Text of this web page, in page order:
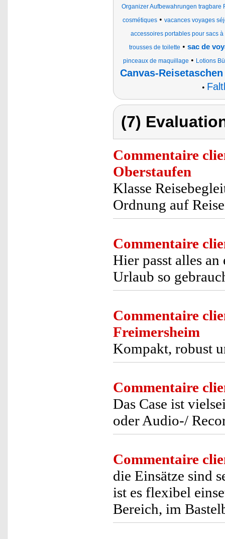
Organizer Aufbewahrungen tragbare
cosmétiques• vacances voyages
accessoires portables pour sacs
trousses de toilette • sac de
pinceaux de maquillage • Lotions
Canvas-Reisetaschen
•
(7)
Commentaire
Oberstaufen
Klasse
Ordnung auf
Commentaire
Hier passt alles
Urlaub so
Commentaire
Freimersheim
Kompakt, robust
Commentaire
Das Case ist
oder Audio-/
Commentaire
die Einsätze sind
ist es flexibel
Bereich, im